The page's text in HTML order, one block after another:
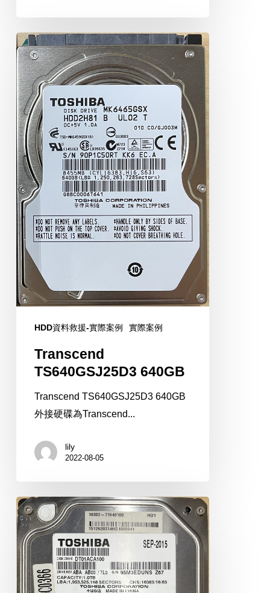
Transcend
TS640GSJ25D3
640GB
HDD資料救援-實際案例 實際案例
Transcend
TS640GSJ25D3 640GB
Transcend TS640GSJ25D3 640GB
外接硬碟為Transcend...
lily
2022-08-05
TOSHIBA
DT01ACA100
1TB